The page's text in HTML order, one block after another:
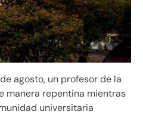
agosto, un profesor de la
manera repentina mientras
universitaria